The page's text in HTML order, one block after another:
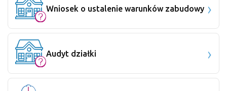
Wniosek o ustalenie warunków zabudowy
Audyt działki